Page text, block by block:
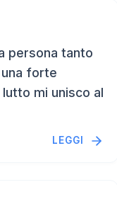
persona tanto
forte
mi unisco al
LEGGI